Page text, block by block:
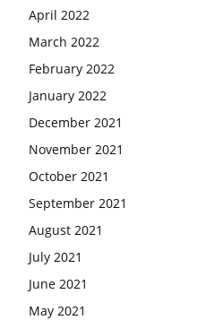
April 2022
March 2022
February 2022
January 2022
December 2021
November 2021
October 2021
September 2021
August 2021
July 2021
June 2021
May 2021